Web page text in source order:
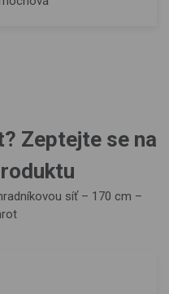
Zeptejte se na
síť – 170 cm –